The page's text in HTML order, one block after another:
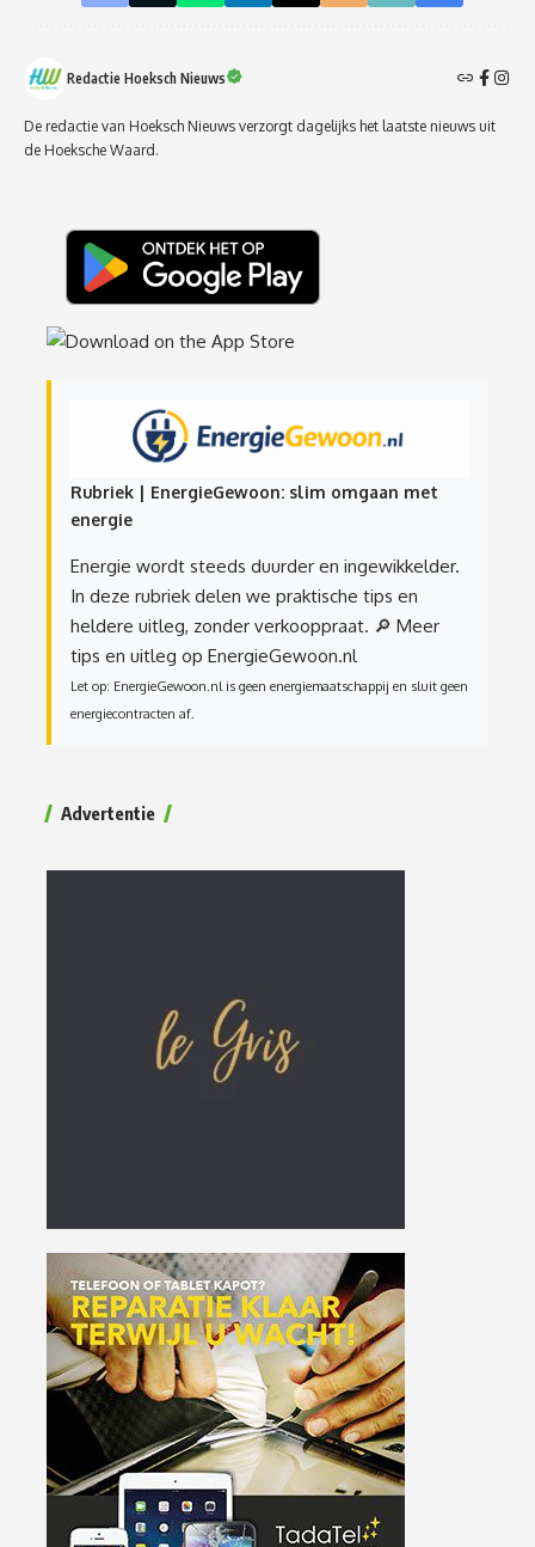
Redactie Hoeksch Nieuws
De redactie van Hoeksch Nieuws verzorgt dagelijks het laatste nieuws uit
de Hoeksche Waard.
Rubriek | EnergieGewoon: slim omgaan met
energie
Energie wordt steeds duurder en ingewikkelder.
In deze rubriek delen we praktische tips en
heldere uitleg, zonder verkooppraat. 🔎 Meer
tips en uitleg op EnergieGewoon.nl
Let op: EnergieGewoon.nl is geen energiemaatschappij en sluit geen
energiecontracten af.
Advertentie